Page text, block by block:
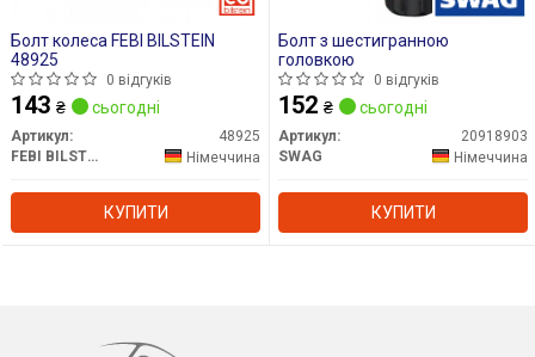
Болт колеса FEBI BILSTEIN
48925
0 відгуків
143 ₴ сьогодні
Артикул:
48925
FEBI BILSTEIN
Німеччина
КУПИТИ
Болт з шестигранною
головкою
0 відгуків
152 ₴ сьогодні
Артикул:
20918903
SWAG
Німеччина
КУПИТИ